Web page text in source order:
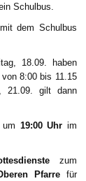
Schulbus.
dem Schulbus
18.09. haben
8:00 bis 11.15
21.09. gilt dann
, um 19:00 Uhr im
zum
Pfarre für